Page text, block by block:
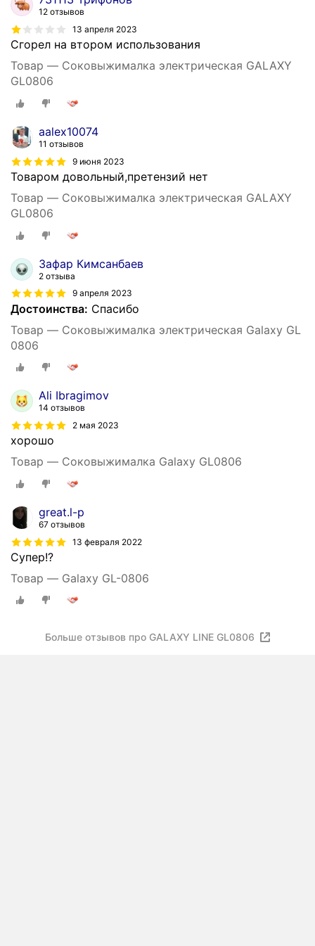
12 отзывов
13 апреля 2023
Сгорел на втором использования
Товар — Соковыжималка электрическая GALAXY
GL0806
aalex10074
11 отзывов
9 июня 2023
Товаром довольный,претензий нет
Товар — Соковыжималка электрическая GALAXY
GL0806
Зафар Кимсанбаев
2 отзыва
9 апреля 2023
Достоинства: Спасибо
Товар — Соковыжималка электрическая Galaxy GL
0806
Ali Ibragimov
14 отзывов
2 мая 2023
хорошо
Товар — Соковыжималка Galaxy GL0806
great.l-p
67 отзывов
13 февраля 2022
Супер!?
Товар — Galaxy GL-0806
Больше отзывов про GALAXY LINE GL0806